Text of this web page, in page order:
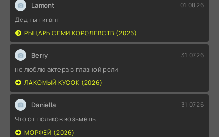
Lamont 01.08.26
Дед ты гигант
РЫЦАРЬ СЕМИ КОРОЛЕВСТВ (2026)
Berry 31.07.26
не люблю актера в главной роли
ЛАКОМЫЙ КУСОК (2026)
Daniella 31.07.26
Что от поляков возьмешь
МОРФЕЙ (2026)